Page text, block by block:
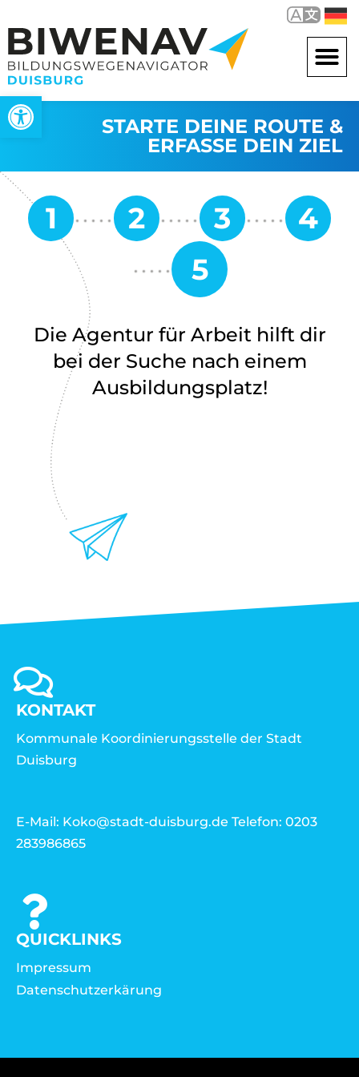
Werkzeugleiste öffnen
STARTE DEINE ROUTE &
ERFASSE DEIN ZIEL
Die Agentur für Arbeit hilft dir
bei der Suche nach einem
Ausbildungsplatz!
KONTAKT
Kommunale Koordinierungsstelle der Stadt
Duisburg
E-Mail: Koko@stadt-duisburg.de Telefon: 0203
283986865
QUICKLINKS
Impressum
Datenschutzerkärung